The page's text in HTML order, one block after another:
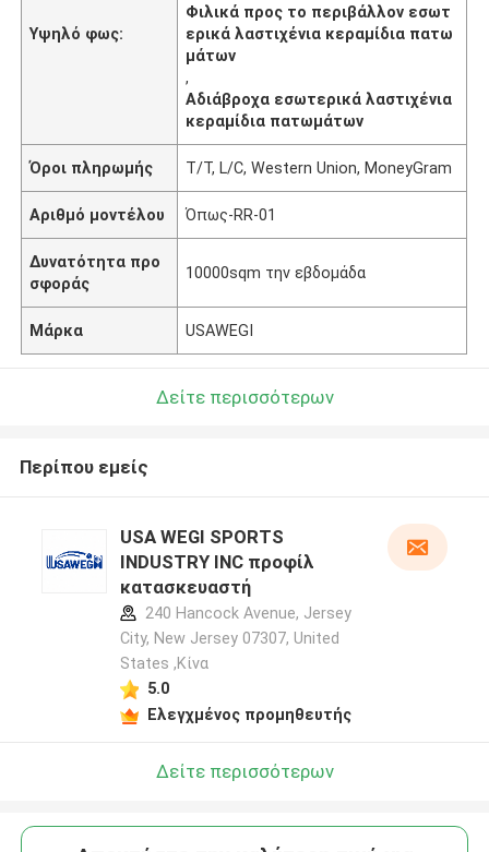
Υψηλό φως:
Φιλικά προς το περιβάλλον εσωτ
ερικά λαστιχένια κεραμίδια πατω
μάτων
,
Αδιάβροχα εσωτερικά λαστιχένια
κεραμίδια πατωμάτων
Όροι πληρωμής T/T, L/C, Western Union, MoneyGram
Αριθμό μοντέλου Όπως-RR-01
Δυνατότητα προ
σφοράς
10000sqm την εβδομάδα
Μάρκα USAWEGI
Δείτε περισσότερων
Περίπου εμείς
USA WEGI SPORTS
INDUSTRY INC προφίλ
κατασκευαστή
240 Hancock Avenue, Jersey
City, New Jersey 07307, United
States ,Κίνα
5.0
Ελεγχμένος προμηθευτής
Δείτε περισσότερων